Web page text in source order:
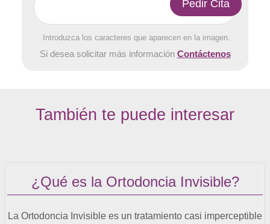
Introduzca los caracteres que aparecen en la imagen.
Si desea solicitar más información Contáctenos
También te puede interesar
¿Qué es la Ortodoncia Invisible?
La Ortodoncia Invisible es un tratamiento casi imperceptible